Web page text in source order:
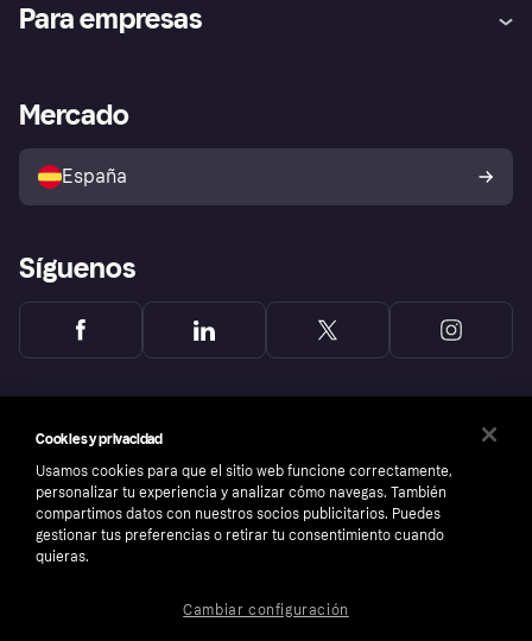
Inicio de sesión
Directorio de tiendas
Política de protección al
comprador de Klarna
Reclamaciones
Para empresas
Acceso empresas
Mercado
España
Síguenos
Cookies y privacidad
Usamos cookies para que el sitio web funcione correctamente,
personalizar tu experiencia y analizar cómo navegas. También
compartimos datos con nuestros socios publicitarios. Puedes
gestionar tus preferencias o retirar tu consentimiento cuando
quieras.
Cambiar configuración